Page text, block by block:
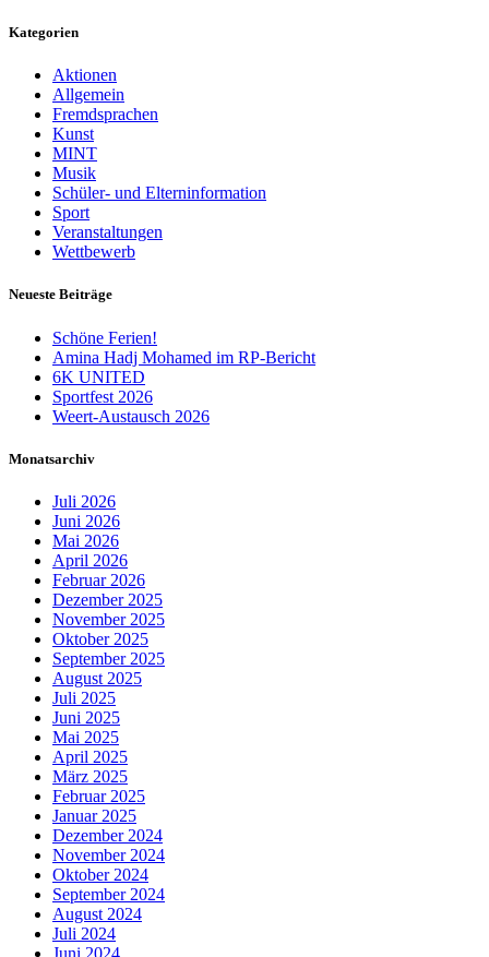
Kategorien
Aktionen
Allgemein
Fremdsprachen
Kunst
MINT
Musik
Schüler- und Elterninformation
Sport
Veranstaltungen
Wettbewerb
Neueste Beiträge
Schöne Ferien!
Amina Hadj Mohamed im RP-Bericht
6K UNITED
Sportfest 2026
Weert-Austausch 2026
Monatsarchiv
Juli 2026
Juni 2026
Mai 2026
April 2026
Februar 2026
Dezember 2025
November 2025
Oktober 2025
September 2025
August 2025
Juli 2025
Juni 2025
Mai 2025
April 2025
März 2025
Februar 2025
Januar 2025
Dezember 2024
November 2024
Oktober 2024
September 2024
August 2024
Juli 2024
Juni 2024